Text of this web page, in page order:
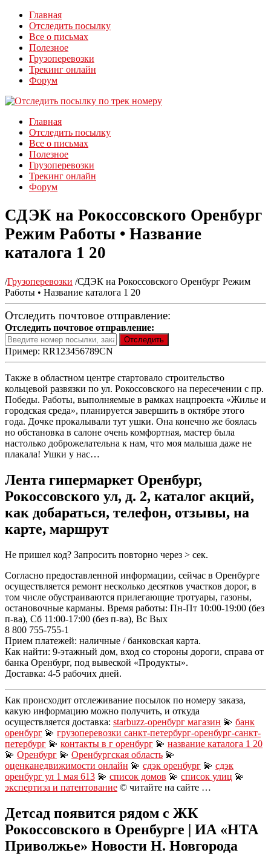
Главная
Отследить посылку
Все о письмах
Полезное
Грузоперевозки
Трекинг онлайн
Форум
Главная
Отследить посылку
Все о письмах
Полезное
Грузоперевозки
Трекинг онлайн
Форум
СДЭК на Рокоссовского Оренбург
Режим Работы • Название
каталога 1 20
/Грузоперевозки /СДЭК на Рокоссовского Оренбург Режим
Работы • Название каталога 1 20
Отследить почтовое отправление:
Отследить почтовое отправление:
Пример: RR123456789CN
Также в областном центре стартовало строительство
кольцевой развязки по ул. Рокоссовского на пересечении с пр.
Победы. Работы, выполняемые в рамках нацпроекта «Жилье и
городская среда», планируется завершить в октябре этого
года. Дочке прокалывали тут ушки. Она конечно же боялась
но обстановка в салоне очень комфортная, мастер была
настолько доброжелательна к нам, что моя малыша даже не
плакала! Ушки у нас…
Лента гипермаркет Оренбург,
Рокоссовского ул, д. 2, каталог акций,
как добараться, телефон, отзывы, на
карте, маршрут
Не пришел код? Запросить повторно через > сек.
Согласно предоставленной информации, сейчас в Оренбурге
осуществляется ремонт несколько десятков участков дорог, в
том числе обустраиваются прилегающие тротуары, газоны,
остановочные карманы. Время работы: Пн-Пт 10:00-19:00 (без
п-ва), Сб 11:00-17:00 (без п-ва), Вс Вых
8 800 755-755-1
Прием платежей: наличные / банковская карта.
Как найти: 9-этажный дом, вход со стороны дороги, справа от
банка Оренбург, под вывеской «Продукты».
Доставка: 4-5 рабочих дней.
Как происходит отслеживание посылок по номеру заказа,
какую информацию можно получить, и откуда
осуществляется доставка: starbuzz-оренбург магазин 💫 банк
оренбург 💫 грузоперевозки санкт-петербург-оренбург-санкт-
петербург 💫 контакты в г оренбург 💫 название каталога 1 20
💫 Оренбург 💫 Оренбургская область 💫
оценканедвижимости онлайн 💫 сдэк оренбург 💫 сдэк
оренбург ул 1 мая 613 💫 список домов 💫 список улиц 💫
экспертиза и патентование © читайте на сайте …
Детсад появится рядом с ЖК
Рокоссовского в Оренбурге | ИА «НТА
Приволжье» Новости Н. Новгорода